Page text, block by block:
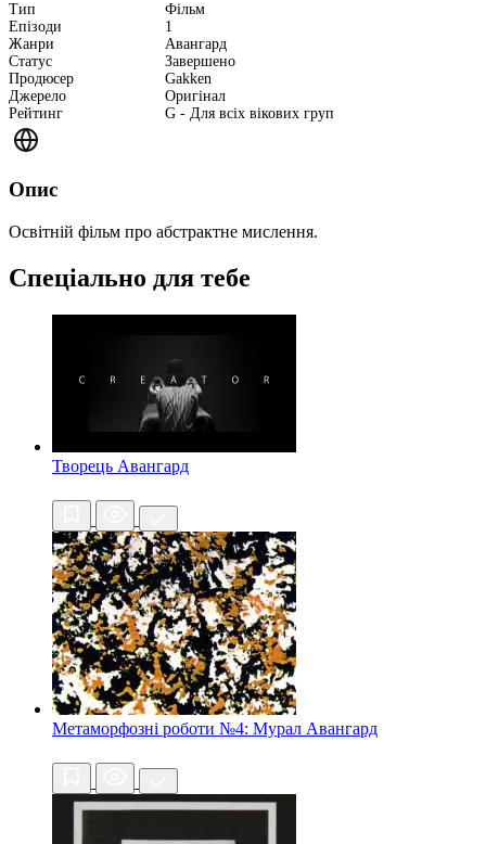
Тип
Фільм
Епізоди
1
Жанри
Авангард
Статус
Завершено
Продюсер
Gakken
Джерело
Оригінал
Рейтинг
G - Для всіх вікових груп
Опис
Освітній фільм про абстрактне мислення.
Спеціально для тебе
Творець Авангард
Метаморфозні роботи №4: Мурал Авангард